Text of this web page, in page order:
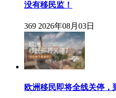
没有移民监！
369 2026年08月03日
欧洲移民即将全线关停，